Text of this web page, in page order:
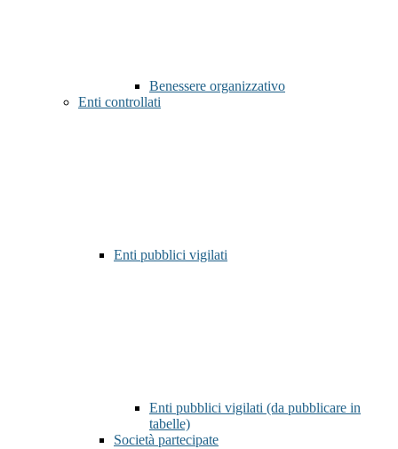
Benessere organizzativo
Enti controllati
Enti pubblici vigilati
Enti pubblici vigilati (da pubblicare in
tabelle)
Società partecipate